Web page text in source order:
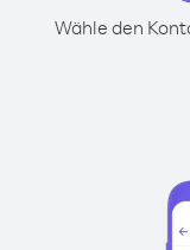
Wähle den